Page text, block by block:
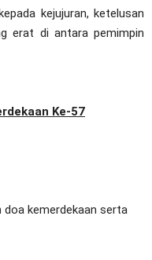
kejujuran, ketelusan
erat di antara pemimpin
Ke-57
doa kemerdekaan serta